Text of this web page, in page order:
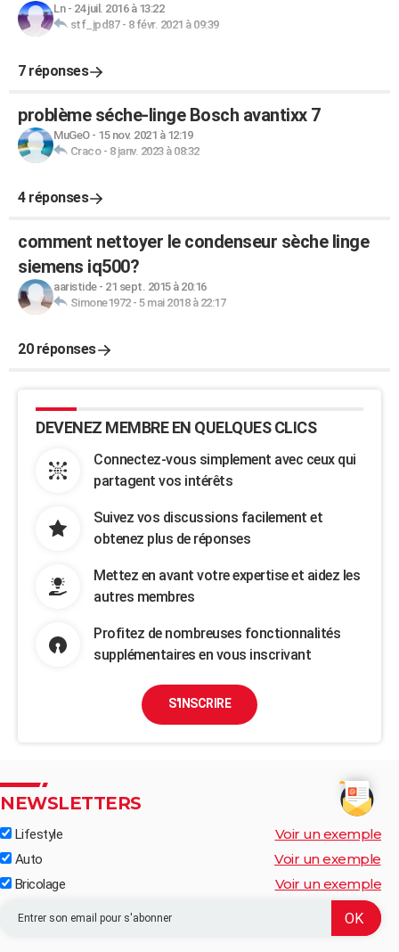
Ln- 24 juil. 2016 à 13:22
stf_jpd87- 8 févr. 2021 à 09:39
7 réponses
problème séche-linge Bosch avantixx 7
MuGeO- 15 nov. 2021 à 12:19
Craco- 8 janv. 2023 à 08:32
4 réponses
comment nettoyer le condenseur sèche linge
siemens iq500?
aaristide- 21 sept. 2015 à 20:16
Simone1972- 5 mai 2018 à 22:17
20 réponses
DEVENEZ MEMBRE EN QUELQUES CLICS
Connectez-vous simplement avec ceux qui
partagent vos intérêts
Suivez vos discussions facilement et
obtenez plus de réponses
Mettez en avant votre expertise et aidez les
autres membres
Profitez de nombreuses fonctionnalités
supplémentaires en vous inscrivant
S'INSCRIRE
NEWSLETTERS
Lifestyle Voir un exemple
Auto Voir un exemple
Bricolage Voir un exemple